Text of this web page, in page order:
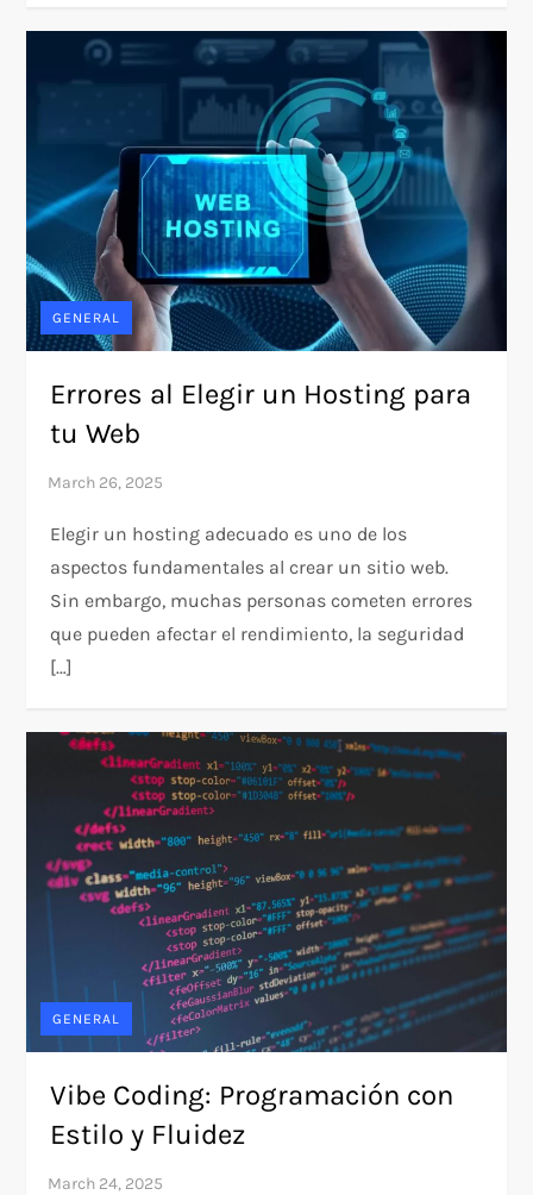
GENERAL
Errores al Elegir un Hosting para
tu Web
Elegir un hosting adecuado es uno de los
aspectos fundamentales al crear un sitio web.
Sin embargo, muchas personas cometen errores
que pueden afectar el rendimiento, la seguridad
[…]
GENERAL
Vibe Coding: Programación con
Estilo y Fluidez